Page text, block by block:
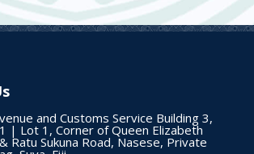
and Customs Service Building 3,
| Lot 1, Corner of Queen Elizabeth
Ratu Sukuna Road, Nasese, Private